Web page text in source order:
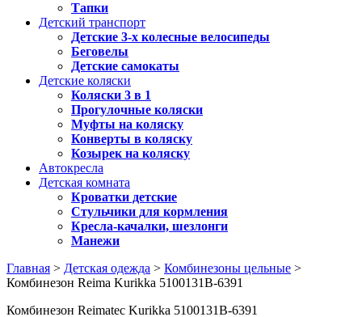
Тапки
Детский транспорт
Детские 3-х колесные велосипеды
Беговелы
Детские самокаты
Детские коляски
Коляски 3 в 1
Прогулочные коляски
Муфты на коляску
Конверты в коляску
Козырек на коляску
Автокресла
Детская комната
Кроватки детские
Стульчики для кормления
Кресла-качалки, шезлонги
Манежи
Главная > Детская одежда > Комбинезоны цельные >
Комбинезон Reima Kurikka 5100131B-6391
Комбинезон Reimatec Kurikka 5100131B-6391